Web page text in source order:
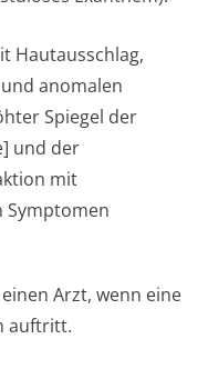
Hautausschlag,
anomalen
Spiegel der
und der
mit
Symptomen
Arzt, wenn eine
auftritt.